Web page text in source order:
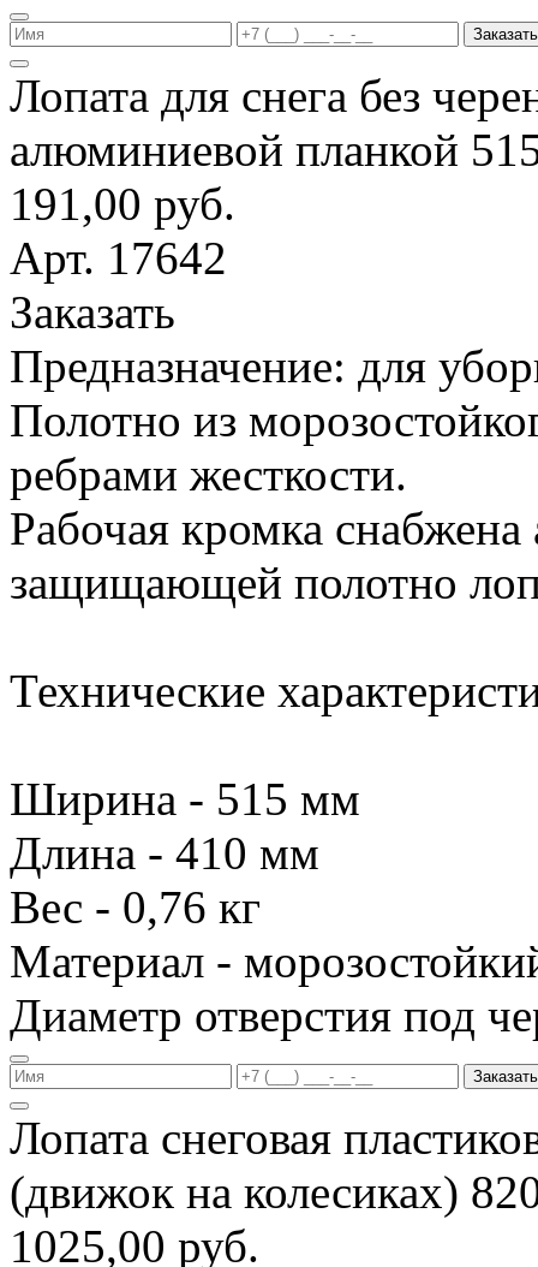
Заказать
Лопата для снега без
алюминиевой планкой
191,00 руб.
Арт. 17642
Заказать
Предназначение: для
Полотно из
ребрами жесткости.
Рабочая кромка
защищающей полотно
Технические
Ширина - 515 мм
Длина - 410 мм
Вес - 0,76 кг
Материал -
Диаметр отверстия под
Заказать
Лопата снеговая
(движок на колесиках)
1025,00 руб.